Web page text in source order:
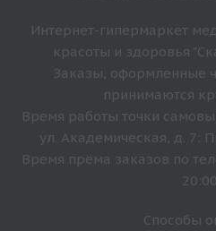
Интернет-гипермаркет
красоты и здоровья
Заказы, оформленные
принимаются
Время работы точки
ул. Академическая, д. 7:
Время прёма заказов по
20:00.
Способы